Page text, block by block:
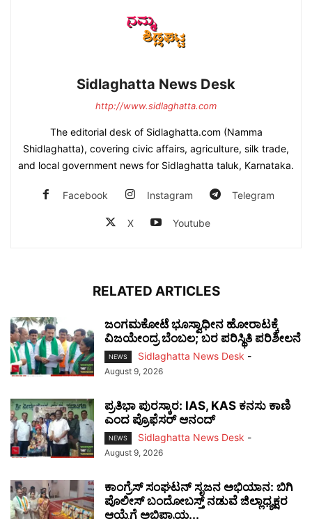
Sidlaghatta News Desk
http://www.sidlaghatta.com
The editorial desk of Sidlaghatta.com (Namma
Shidlaghatta), covering civic affairs, agriculture, silk trade,
and local government news for Sidlaghatta taluk, Karnataka.
Facebook Instagram Telegram
X Youtube
RELATED ARTICLES
ಜಂಗಮಕೋಟೆ ಭೂಸ್ವಾಧೀನ ಹೋರಾಟಕ್ಕೆ
ವಿಜಯೇಂದ್ರ ಬೆಂಬಲ; ಬರ ಪರಿಸ್ಥಿತಿ ಪರಿಶೀಲನೆ
NEWS Sidlaghatta News Desk -
August 9, 2026
ಪ್ರತಿಭಾ ಪುರಸ್ಕಾರ: IAS, KAS ಕನಸು ಕಾಣಿ
ಎಂದ ಪ್ರೊಫೆಸರ್ ಆನಂದ್
NEWS Sidlaghatta News Desk -
August 9, 2026
ಕಾಂಗ್ರೆಸ್ ಸಂಘಟನ್ ಸೃಜನ ಅಭಿಯಾನ: ಬಿಗಿ
ಪೊಲೀಸ್ ಬಂದೋಬಸ್ತ್ ನಡುವೆ ಜಿಲ್ಲಾಧ್ಯಕ್ಷರ
ಆಯ್ಕೆಗೆ ಅಭಿಪ್ರಾಯ...